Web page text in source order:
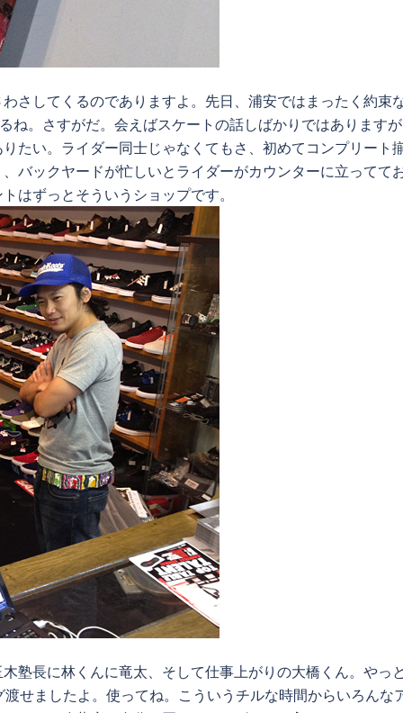
さしてくるのでありますよ。先日、浦安ではまったく約束
。さすがだ。会えばスケートの話しばかりではあります
たい。ライダー同士じゃなくてもさ、初めてコンプリート
バックヤードが忙しいとライダーがカウンターに立ってて
はずっとそういうショップです。
塾長に林くんに竜太、そして仕事上がりの大橋くん。やっ
せましたよ。使ってね。こういうチルな時間からいろんな